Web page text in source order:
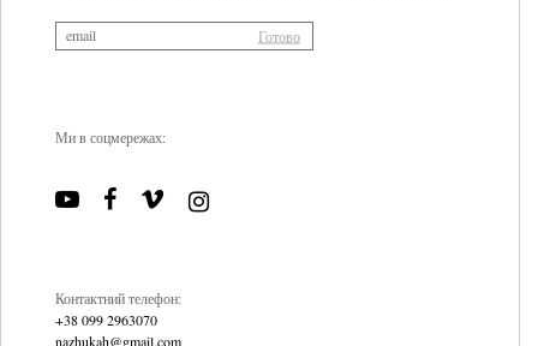
Ми в соцмережах:
Контактний телефон:
+38 099 2963070
nazhukah@gmail.com